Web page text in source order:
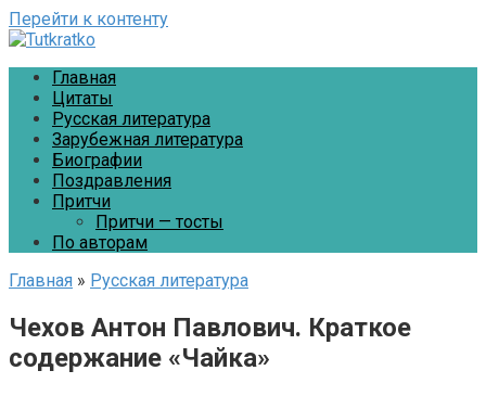
Перейти к контенту
Главная
Цитаты
Русская литература
Зарубежная литература
Биографии
Поздравления
Притчи
Притчи — тосты
По авторам
Главная » Русская литература
Чехов Антон Павлович. Краткое
содержание «Чайка»